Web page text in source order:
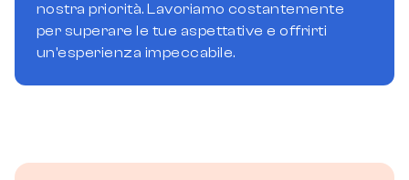
nostra priorità. Lavoriamo costantemente
per superare le tue aspettative e offrirti
un'esperienza impeccabile.